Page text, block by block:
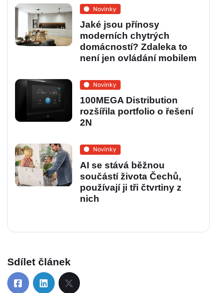
Novinky
Jaké jsou přínosy
moderních chytrých
domácností? Zdaleka to
není jen ovládání mobilem
Novinky
100MEGA Distribution
rozšířila portfolio o řešení
2N
Novinky
AI se stává běžnou
součástí života Čechů,
používají ji tři čtvrtiny z
nich
Sdílet článek